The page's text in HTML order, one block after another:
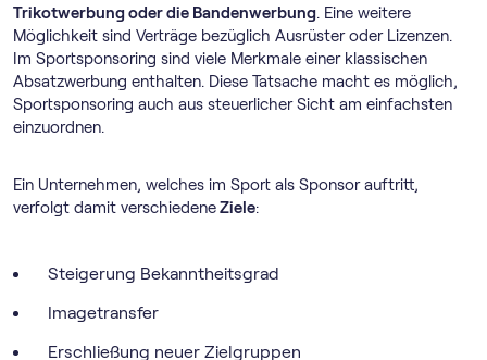
Trikotwerbung oder die Bandenwerbung. Eine weitere
Möglichkeit sind Verträge bezüglich Ausrüster oder Lizenzen.
Im Sportsponsoring sind viele Merkmale einer klassischen
Absatzwerbung enthalten. Diese Tatsache macht es möglich,
Sportsponsoring auch aus steuerlicher Sicht am einfachsten
einzuordnen.
Ein Unternehmen, welches im Sport als Sponsor auftritt,
verfolgt damit verschiedeneZiele:
Steigerung Bekanntheitsgrad
Imagetransfer
Erschließung neuer Zielgruppen